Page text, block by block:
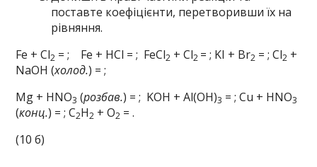
поставте коефіцієнти, перетворивши їх на
рівняння.
Fe + Cl2 = ; Fe + HCl = ; FeCl2 + Cl2 = ; KI + Br2 = ; Cl2 +
NaOH (холод.) = ;
Mg + HNO3 (розбав.) = ; KOH + Al(OH)3 = ; Cu + HNO3
(конц.) = ; C2H2 + O2 = .
(10 б)